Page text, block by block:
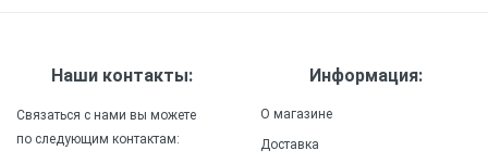
Прочность
: Силиконовый
(ТПУ) материал чехла обеспечивает высокую
прочность и долговечность, сохраняя внешний
Наши контакты:
Связаться с нами вы можете
по следующим контактам:
Информация:
О магазине
Доставка